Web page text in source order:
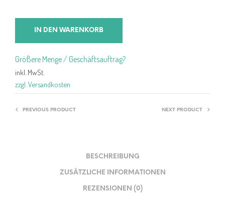
IN DEN WARENKORB
Größere Menge / Geschäftsauftrag?
inkl. MwSt.
zzgl. Versandkosten
PREVIOUS PRODUCT NEXT PRODUCT
BESCHREIBUNG
ZUSÄTZLICHE INFORMATIONEN
REZENSIONEN (0)